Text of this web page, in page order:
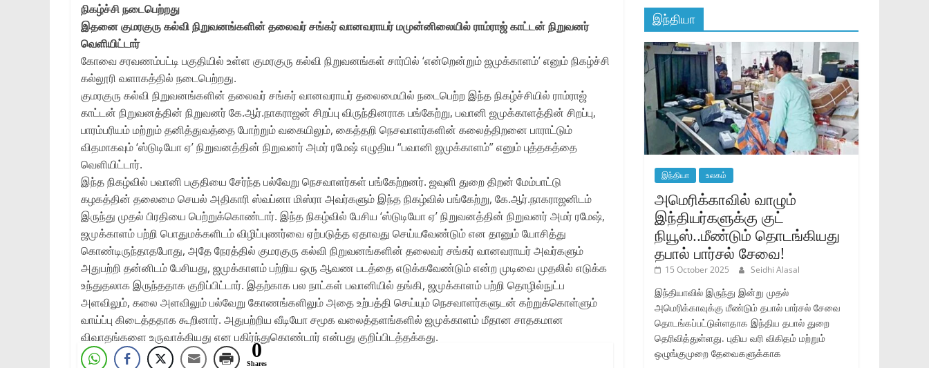
நிகழ்ச்சி நடைபெற்றது
இதனை குமரகுரு கல்வி நிறுவனங்களின் தலைவர் சங்கர் வானவராயர் மமுன்னிலையில் ராம்ராஜ் காட்டன் நிறுவனர்
வெளியிட்டார்
கோவை சரவணம்பட்டி பகுதியில் உள்ள குமரகுரு கல்வி நிறுவனங்கள் சார்பில் ‘என்றென்றும் ஜமுக்காளம்’ எனும் நிகழ்ச்சி
கல்லூரி வளாகத்தில் நடைபெற்றது.
குமரகுரு கல்வி நிறுவனங்களின் தலைவர் சங்கர் வானவராயர் தலைமையில் நடைபெற்ற இந்த நிகழ்ச்சியில் ராம்ராஜ்
காட்டன் நிறுவனத்தின் நிறுவனர் கே.ஆர்.நாகராஜன் சிறப்பு விருந்தினராக பங்கேற்று, பவானி ஜமுக்காளத்தின் சிறப்பு,
பாரம்பரியம் மற்றும் தனித்துவத்தை போற்றும் வகையிலும், கைத்தறி நெசவாளர்களின் கலைத்திறனை பாராட்டும்
விதமாகவும் ‘ஸ்டுடியோ ஏ’ நிறுவனத்தின் நிறுவனர் அமர் ரமேஷ் எழுதிய “பவானி ஜமுக்காளம்” எனும் புத்தகத்தை
வெளியிட்டார்.
இந்த நிகழ்வில் பவானி பகுதியை சேர்ந்த பல்வேறு நெசவாளர்கள் பங்கேற்றனர். ஜவுளி துறை திறன் மேம்பாட்டு
கழகத்தின் தலைமை செயல் அதிகாரி ஸ்வப்னா மிஸ்ரா அவர்களும் இந்த நிகழ்வில் பங்கேற்று, கே.ஆர்.நாகராஜனிடம்
இருந்து முதல் பிரதியை பெற்றுக்கொண்டார். இந்த நிகழ்வில் பேசிய ‘ஸ்டுடியோ ஏ’ நிறுவனத்தின் நிறுவனர் அமர் ரமேஷ்,
ஜமுக்காளம் பற்றி பொதுமக்களிடம் விழிப்புணர்வை ஏற்படுத்த ஏதாவது செய்யவேண்டும் என தானும் யோசித்து
கொண்டிருந்தாதபோது, அதே நேரத்தில் குமரகுரு கல்வி நிறுவனங்களின் தலைவர் சங்கர் வானவராயர் அவர்களும்
அதுபற்றி தன்னிடம் பேசியது, ஜமுக்காளம் பற்றிய ஒரு ஆவண படத்தை எடுக்கவேண்டும் என்ற முடிவை முதலில் எடுக்க
உந்துதலாக இருந்ததாக குறிப்பிட்டார். இதற்காக பல நாட்கள் பவானியில் தங்கி, ஜமுக்காளம் பற்றி தொழில்நுட்ப
அளவிலும், கலை அளவிலும் பல்வேறு கோணங்களிலும் அதை உற்பத்தி செய்யும் நெசவாளர்களுடன் கற்றுக்கொள்ளும்
வாய்ப்பு கிடைத்ததாக கூறினார். அதுபற்றிய வீடியோ சமூக வலைத்தளங்களில் ஜமுக்காளம் மீதான சாதகமான
விவாதங்களை உருவாக்கியது என பகிர்ந்துகொண்டார் என்பது குறிப்பிடத்தக்கது.
0
Shares
இந்தியா
இந்தியா உலகம்
அமெரிக்காவில் வாழும்
இந்தியர்களுக்கு குட்
நியூஸ்..மீண்டும் தொடங்கியது
தபால் பார்சல் சேவை!
15 October 2025 Seidhi Alasal
இந்தியாவில் இருந்து இன்று முதல்
அமெரிக்காவுக்கு மீண்டும் தபால் பார்சல் சேவை
தொடங்கப்பட்டுள்ளதாக இந்திய தபால் துறை
தெரிவித்துள்ளது. புதிய வரி விகிதம் மற்றும்
ஒழுங்குமுறை தேவைகளுக்காக